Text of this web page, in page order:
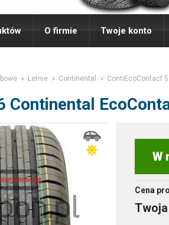
O firmie Twoje konto
Letnie Continental ContiEcoContact 5
Continental
W
Cena